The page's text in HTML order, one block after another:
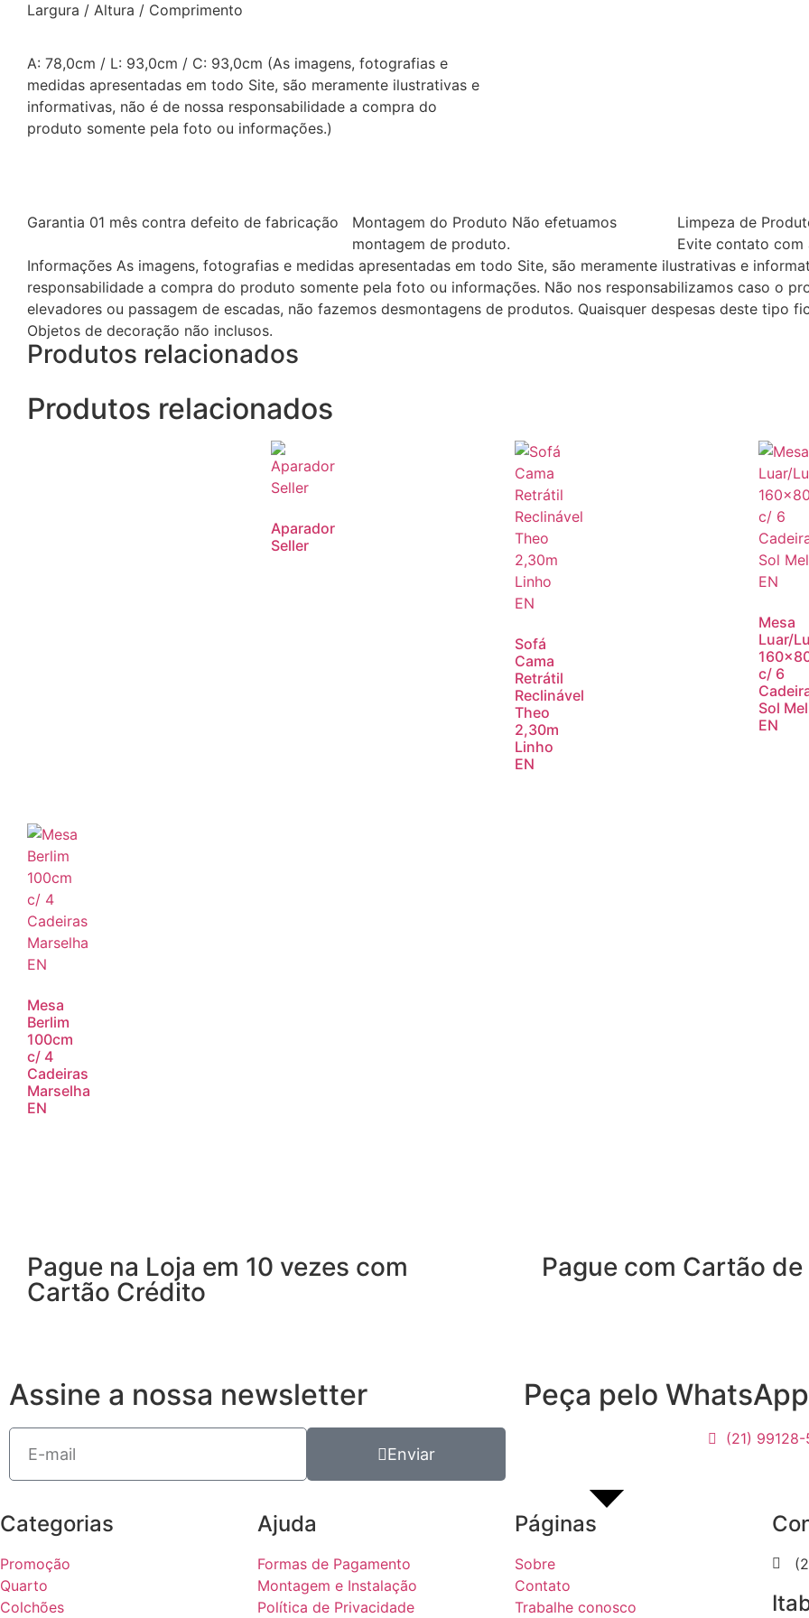
Largura / Altura / Comprimento
A: 78,0cm / L: 93,0cm / C: 93,0cm (As imagens, fotografias e
medidas apresentadas em todo Site, são meramente ilustrativas e
informativas, não é de nossa responsabilidade a compra do
produto somente pela foto ou informações.)
Garantia 01 mês contra defeito de fabricação Montagem do Produto Não efetuamos
montagem de produto.
Limpeza de
Evite contato com
Informações As imagens, fotografias e medidas apresentadas em todo Site, são meramente ilustrativas e
responsabilidade a compra do produto somente pela foto ou informações. Não nos responsabilizamos caso o
elevadores ou passagem de escadas, não fazemos desmontagens de produtos. Quaisquer despesas deste tipo
Objetos de decoração não inclusos.
Produtos relacionados
Produtos relacionados
Aparador
Seller
Sofá
Cama
Retrátil
Reclinável
Theo
2,30m
Linho
EN
Mesa
Luar/
c/ 6
Sol Mel
EN
Mesa
Berlim
100cm
c/ 4
Cadeiras
Marselha
EN
Pague na Loja em 10 vezes com
Cartão Crédito
Pague com Cartão
Assine a nossa newsletter
Enviar
Peça pelo WhatsApp
(21)
Categorias
Promoção
Quarto
Colchões
Ajuda
Formas de Pagamento
Montagem e Instalação
Política de Privacidade
Páginas
Sobre
Contato
Trabalhe conosco